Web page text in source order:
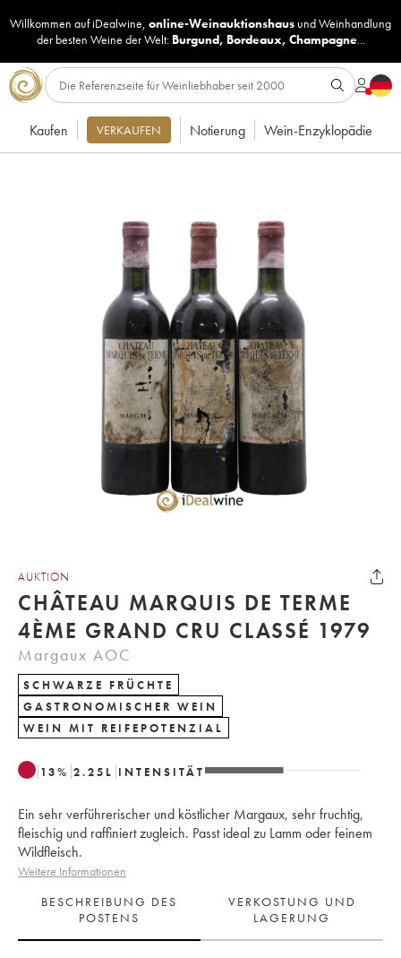
Willkommen auf iDealwine, online-Weinauktionshaus undWeinhandlung
der besten Weine der Welt: Burgund, Bordeaux, Champagne...
Kaufen VERKAUFEN Notierung Wein-Enzyklopädie
AUKTION
CHÂTEAU MARQUIS DE TERME
4ÈME GRAND CRU CLASSÉ 1979
Margaux AOC
SCHWARZE FRÜCHTE
GASTRONOMISCHER WEIN
WEIN MIT REIFEPOTENZIAL
13% 2.25 L INTENSITÄT
Ein sehr verführerischer und köstlicher Margaux, sehr fruchtig,
fleischig und raffiniert zugleich. Passt ideal zu Lamm oder feinem
Wildfleisch.
Weitere Informationen
BESCHREIBUNG DES
POSTENS
VERKOSTUNG UND
LAGERUNG